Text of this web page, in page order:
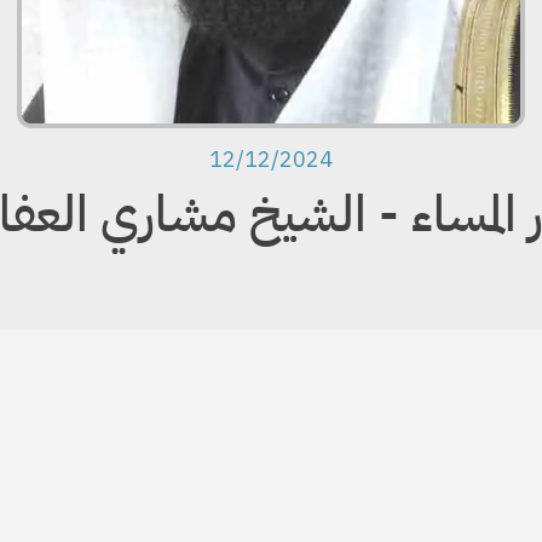
12/12/2024
المساء - الشيخ مشاري